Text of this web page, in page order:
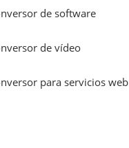
de software
de vídeo
para servicios web